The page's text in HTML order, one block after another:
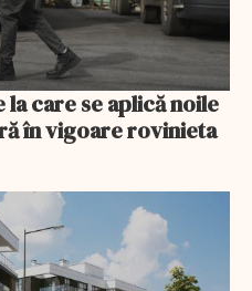
la care se aplică noile
în vigoare rovinieta